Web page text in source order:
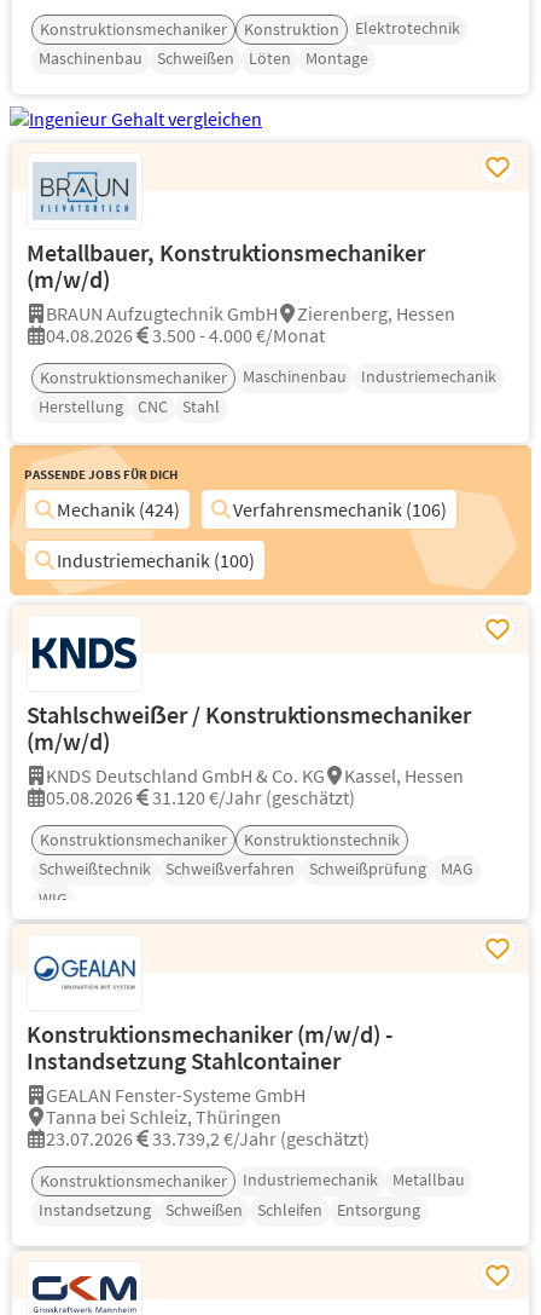
Konstruktionsmechaniker Konstruktion
Elektrotechnik
Maschinenbau
Schweißen Löten Montage
Metallbauer, Konstruktionsmechaniker
(m/w/d)
BRAUN Aufzugtechnik GmbH
Zierenberg, Hessen
04.08.2026
3.500 - 4.000 €/Monat
Konstruktionsmechaniker Maschinenbau
Industriemechanik
Herstellung
CNC Stahl
Passende Jobs für Dich
Mechanik (424)
Verfahrensmechanik (106)
Industriemechanik (100)
Stahlschweiẞer / Konstruktionsmechaniker
(m/w/d)
KNDS Deutschland GmbH & Co. KG
Kassel, Hessen
05.08.2026
31.120 €/Jahr (geschätzt)
Konstruktionsmechaniker
Konstruktionstechnik
Schweißtechnik
Schweißverfahren Schweißprüfung
MAG
WIG
Konstruktionsmechaniker (m/w/d) -
Instandsetzung Stahlcontainer
GEALAN Fenster-Systeme GmbH
Tanna bei Schleiz, Thüringen
23.07.2026
33.739,2 €/Jahr (geschätzt)
Konstruktionsmechaniker Industriemechanik
Metallbau
Instandsetzung
Schweißen Schleifen Entsorgung